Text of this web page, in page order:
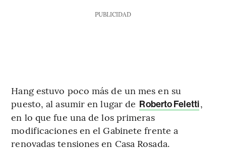
PUBLICIDAD
Hang estuvo poco más de un mes en su
puesto, al asumir en lugar de Roberto Feletti,
en lo que fue una de los primeras
modificaciones en el Gabinete frente a
renovadas tensiones en Casa Rosada.